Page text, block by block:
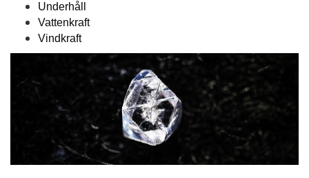
Underhåll
Vattenkraft
Vindkraft